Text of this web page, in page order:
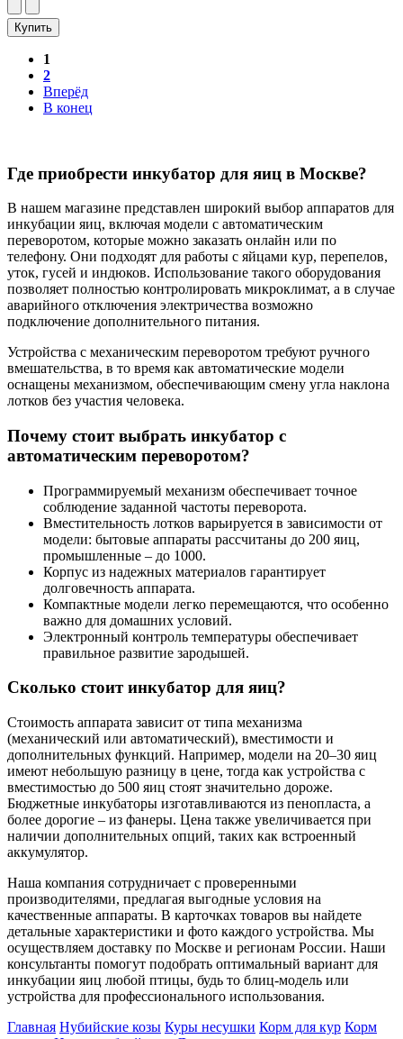
1
2
Вперёд
В конец
Где приобрести инкубатор для яиц в Москве?
В нашем магазине представлен широкий выбор аппаратов для
инкубации яиц, включая модели с автоматическим
переворотом, которые можно заказать онлайн или по
телефону. Они подходят для работы с яйцами кур, перепелов,
уток, гусей и индюков. Использование такого оборудования
позволяет полностью контролировать микроклимат, а в случае
аварийного отключения электричества возможно
подключение дополнительного питания.
Устройства с механическим переворотом требуют ручного
вмешательства, в то время как автоматические модели
оснащены механизмом, обеспечивающим смену угла наклона
лотков без участия человека.
Почему стоит выбрать инкубатор с
автоматическим переворотом?
Программируемый механизм обеспечивает точное
соблюдение заданной частоты переворота.
Вместительность лотков варьируется в зависимости от
модели: бытовые аппараты рассчитаны до 200 яиц,
промышленные – до 1000.
Корпус из надежных материалов гарантирует
долговечность аппарата.
Компактные модели легко перемещаются, что особенно
важно для домашних условий.
Электронный контроль температуры обеспечивает
правильное развитие зародышей.
Сколько стоит инкубатор для яиц?
Стоимость аппарата зависит от типа механизма
(механический или автоматический), вместимости и
дополнительных функций. Например, модели на 20–30 яиц
имеют небольшую разницу в цене, тогда как устройства с
вместимостью до 500 яиц стоят значительно дороже.
Бюджетные инкубаторы изготавливаются из пенопласта, а
более дорогие – из фанеры. Цена также увеличивается при
наличии дополнительных опций, таких как встроенный
аккумулятор.
Наша компания сотрудничает с проверенными
производителями, предлагая выгодные условия на
качественные аппараты. В карточках товаров вы найдете
детальные характеристики и фото каждого устройства. Мы
осуществляем доставку по Москве и регионам России. Наши
консультанты помогут подобрать оптимальный вариант для
инкубации яиц любой птицы, будь то блиц-модель или
устройства для профессионального использования.
Главная Нубийские козы Куры несушки Корм для кур Корм